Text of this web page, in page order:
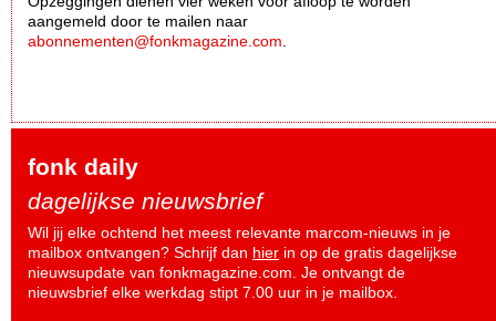
aangemeld door te mailen naar
abonnementen@fonkmagazine.com
fonk daily
dagelijkse nieuwsbrief
Wil jij elke ochtend het meest relevante marcom-nieuws in je
mailbox ontvangen? Schrijf dan hier in op de gratis dagelijkse
nieuwsupdate van fonkmagazine.com. Je ontvangt de
nieuwsbrief elke werkdag stipt 7.00 uur in je mailbox.